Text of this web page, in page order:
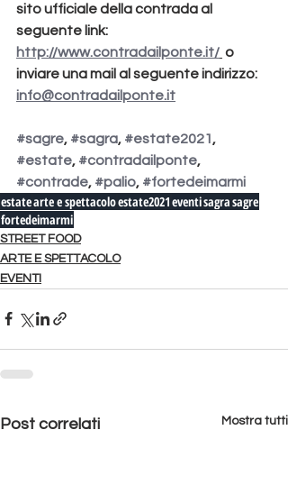
sito ufficiale della contrada al
seguente link:
http://www.contradailponte.it/ o
inviare una mail al seguente indirizzo:
info@contradailponte.it
#sagre, #sagra, #estate2021,
#estate, #contradailponte,
#contrade, #palio, #fortedeimarmi
estatearte e spettacoloestate2021eventisagrasagre
fortedeimarmi
STREET FOOD
ARTE E SPETTACOLO
EVENTI
Post correlati Mostra tutti